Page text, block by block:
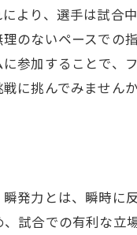
より、選手は試合
のないペースで
参加することで
に挑んでみません
発力とは、瞬時
試合での有利な